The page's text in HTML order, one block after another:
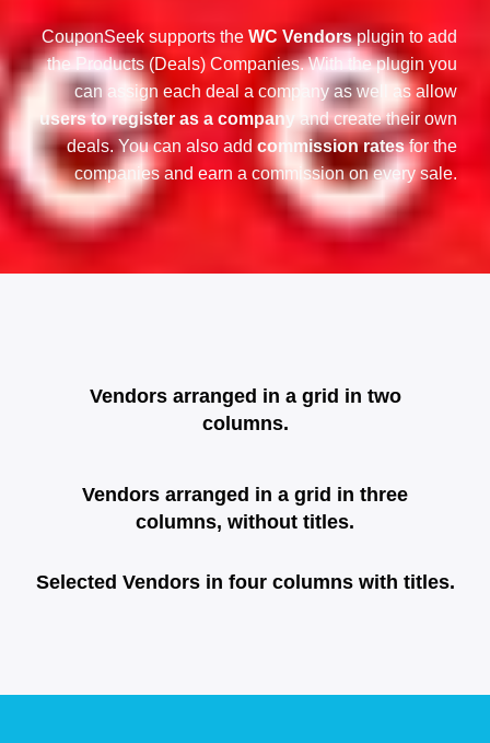
CouponSeek supports the WC Vendorsplugin to add
the Products (Deals) Companies. With the plugin you
can assign each deal a company as well as allow
users to register as a company and create their own
deals. You can also add commission ratesfor the
companies and earn a commission on every sale.
Vendors arranged in a grid in two
columns.
Vendors arranged in a grid in three
columns, without titles.
Selected Vendors in four columns with titles.